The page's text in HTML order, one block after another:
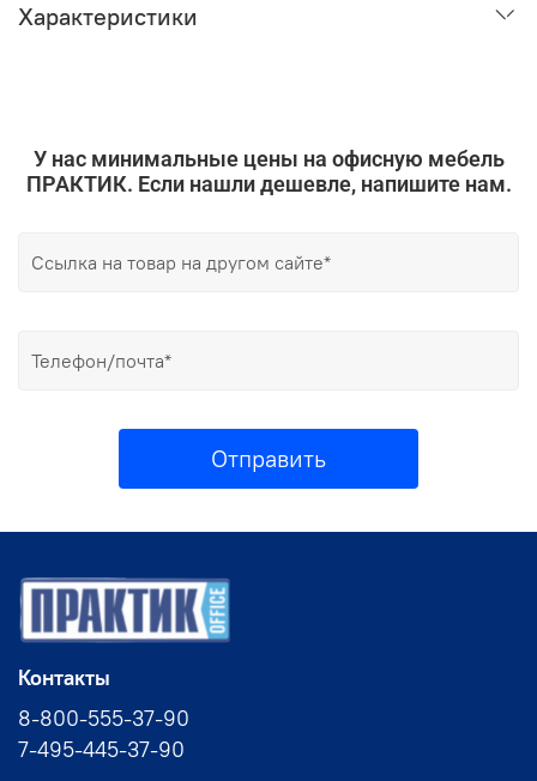
Характеристики
У нас минимальные цены на офисную мебель
ПРАКТИК. Если нашли дешевле, напишите нам.
Отправить
Контакты
8-800-555-37-90
7-495-445-37-90